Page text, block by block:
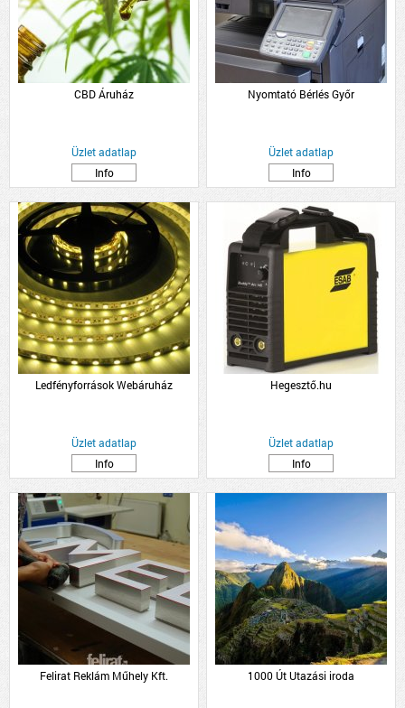
CBD Áruház
Üzlet adatlap
Info
Nyomtató Bérlés Győr
Üzlet adatlap
Info
Ledfényforrások Webáruház
Üzlet adatlap
Info
Hegesztő.hu
Üzlet adatlap
Info
Felirat Reklám Műhely Kft. 1000 Út Utazási iroda